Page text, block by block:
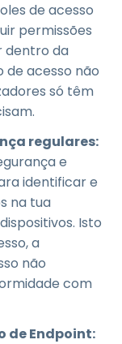
de acesso
permissões
dentro da
de acesso não
só têm
regulares:
e
identificar e
na tua
Isto
a
não
com
de Endpoint: